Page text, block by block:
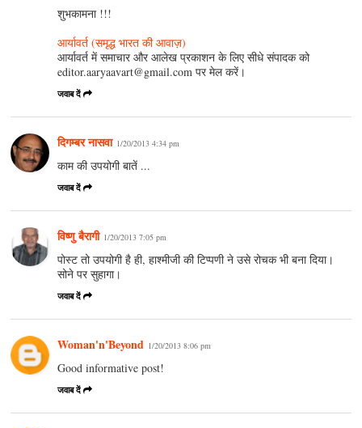
शुभकामना !!!
आर्यावर्त (समृद्ध भारत की आवाज़)
आर्यावर्त में समाचार और आलेख प्रकाशन के लिए सीधे संपादक को
editor.aaryaavart@gmail.com पर मेल करें।
जवाब दें
दिगम्बर नासवा 1/20/2013 4:34 pm
काम की उपयोगी बातें ...
जवाब दें
विष्णु बैरागी 1/20/2013 7:05 pm
पोस्‍ट तो उपयोगी है ही, हाश्‍मीजी की टिप्‍पणी ने उसे रोचक भी बना दिया।
सोने पर सुहागा।
जवाब दें
Woman'n'Beyond 1/20/2013 8:06 pm
Good informative post!
जवाब दें